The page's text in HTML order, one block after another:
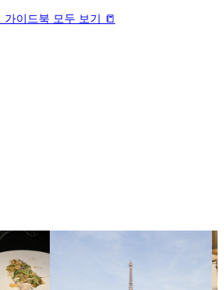
가이드북 모두 보기 📒